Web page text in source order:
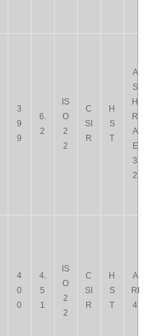
3
9
9
6.
2
IS
O
2
2
C
SI
R
H
S
T
A
S
H
R
A
E
3
2
4
0
0
4.
5
1
IS
O
2
2
C
SI
R
H
S
T
A
RI
4